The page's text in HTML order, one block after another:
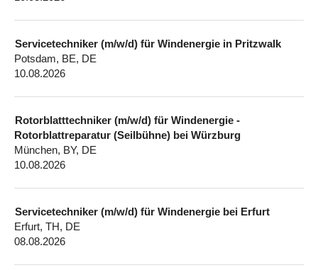
Servicetechniker (m/w/d) für Windenergie in Pritzwalk
Potsdam, BE, DE
10.08.2026
Rotorblatttechniker (m/w/d) für Windenergie -
Rotorblattreparatur (Seilbühne) bei Würzburg
München, BY, DE
10.08.2026
Servicetechniker (m/w/d) für Windenergie bei Erfurt
Erfurt, TH, DE
08.08.2026